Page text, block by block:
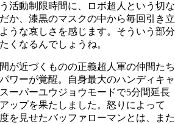
活動制限時間に、ロボ超人という切な
か、漆黒のマスクの中から毎回引き立
うな哀しさを感じます。そういう部分
くなるんでしょうね。
が近づくものの正義超人軍の仲間たち
ワーが覚醒。自身最大のハンディキャ
ーパーユウジョウモードで5分間延長
ップを果たしました。怒りによって
を見せたバッファローマンとは、また